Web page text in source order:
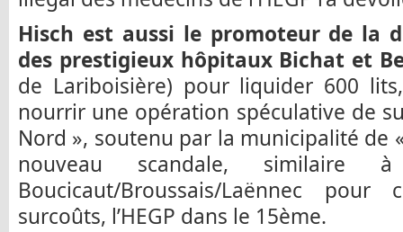
Hisch est aussi le promoteur de la
des prestigieux hôpitaux Bichat et
de Lariboisière) pour liquider 600
nourrir une opération spéculative de
Nord », soutenu par la municipalité de
nouveau scandale,
Boucicaut/Broussais/Laënnec
surcoûts, l’HEGP dans le 15ème.